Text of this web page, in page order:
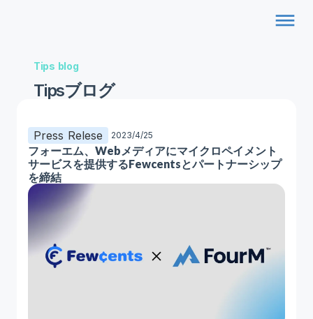
dehaze
Tips blog
Tipsブログ
Press Relese 2023/4/25
フォーエム、Webメディアにマイクロペイメント
サービスを提供するFewcentsとパートナーシップ
を締結